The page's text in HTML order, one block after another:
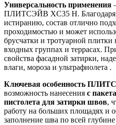
Универсальность применения
ПЛИТСЭЙВ XC35 Н. Благодаря
истиранию, состав отлично
проходимостью и может
брусчатки и тротуарной
входных группах и террасах.
свойства фасадной затирки,
влаги, мороза и ультрафиолета .
Ключевая особенность
возможность нанесения с
пистолета для затирки швов,
работу на больших площадях и
заполнение шва по всей глубине